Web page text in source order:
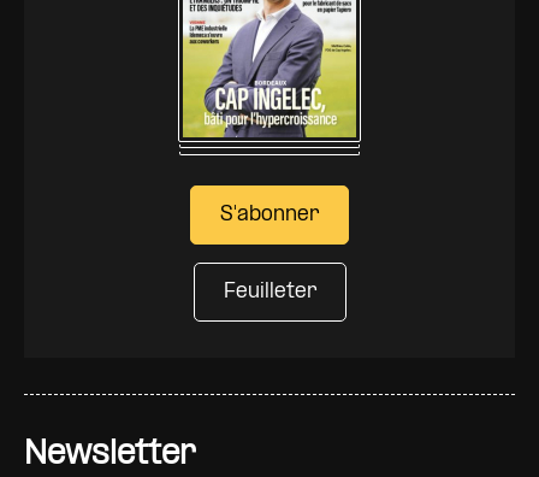
Newsletter
S'abonner
Feuilleter